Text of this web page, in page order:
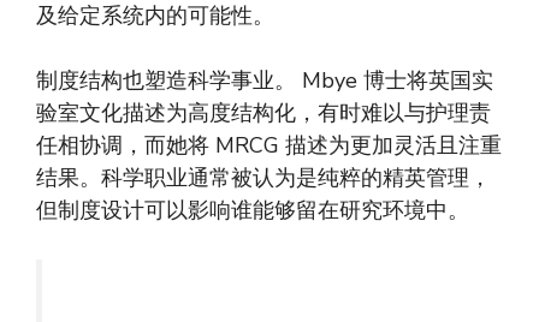
及给定系统内的可能性。
制度结构也塑造科学事业。 Mbye 博士将英国实
验室文化描述为高度结构化，有时难以与护理责
任相协调，而她将 MRCG 描述为更加灵活且注重
结果。科学职业通常被认为是纯粹的精英管理，
但制度设计可以影响谁能够留在研究环境中。